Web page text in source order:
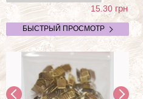
15.30грн
БЫСТРЫЙ ПРОСМОТР